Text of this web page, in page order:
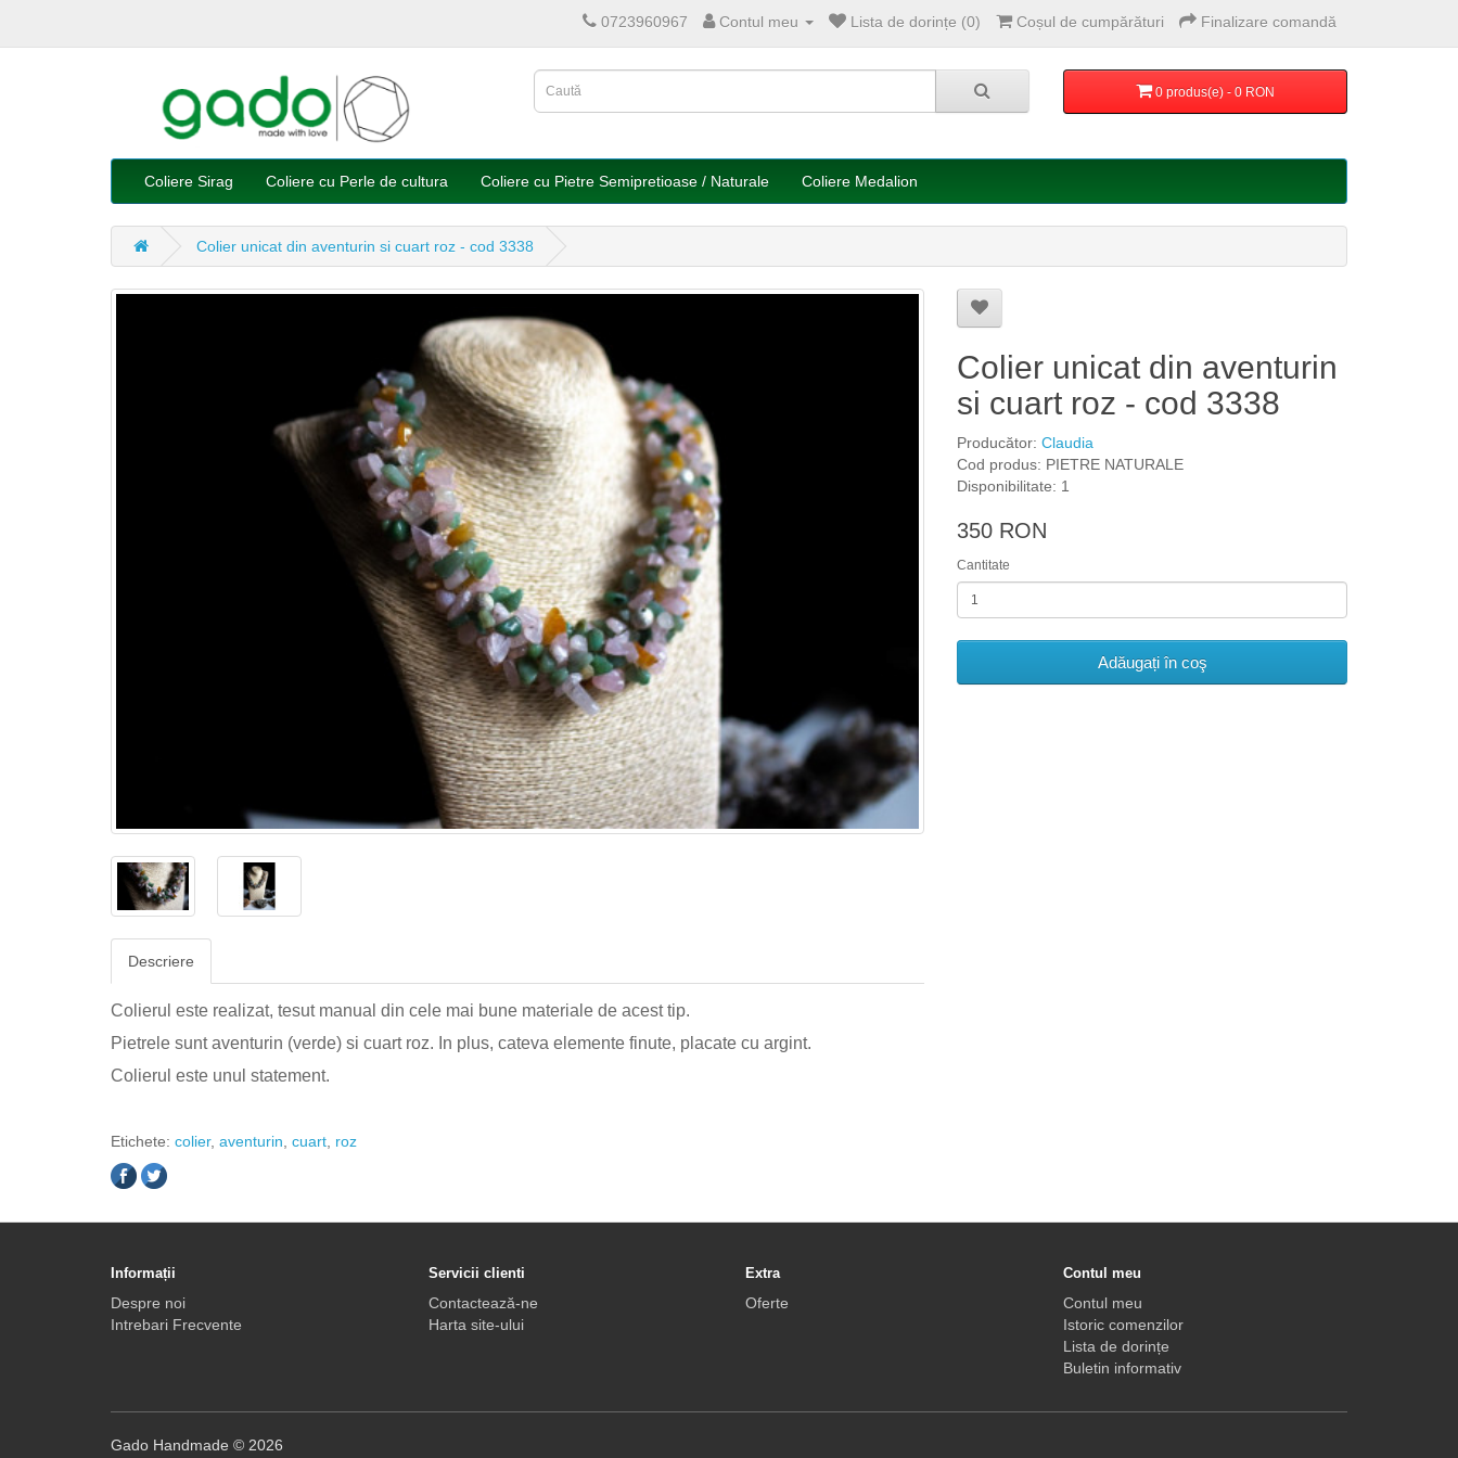
0723960967 Contul meu Lista de dorințe (0) Coșul de cumpărături Finalizare comandă
0 produs(e) - 0 RON
Coliere Sirag Coliere cu Perle de cultura Coliere cu Pietre Semipretioase / Naturale Coliere Medalion
Colier unicat din aventurin si cuart roz - cod 3338
Descriere
Colierul este realizat, tesut manual din cele mai bune materiale de acest tip.
Pietrele sunt aventurin (verde) si cuart roz. In plus, cateva elemente finute, placate cu argint.
Colierul este unul statement.
Colier unicat din aventurin
si cuart roz - cod 3338
Producător: Claudia
Cod produs: PIETRE NATURALE
Disponibilitate: 1
350 RON
Cantitate
Adăugați în coş
Etichete: colier, aventurin, cuart, roz
Informații
Despre noi
Intrebari Frecvente
Servicii clienti
Contactează-ne
Harta site-ului
Extra
Oferte
Contul meu
Contul meu
Istoric comenzilor
Lista de dorințe
Buletin informativ
Gado Handmade © 2026